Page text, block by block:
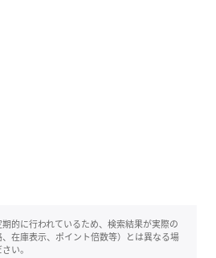
的に行われているため、検索結果が実際の
在庫表示、ポイント倍数等）とは異なる場
い。